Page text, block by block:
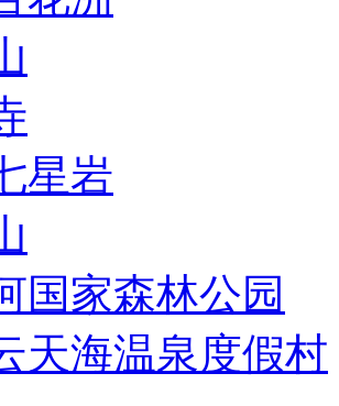
星岩
国家森林公园
天海温泉度假村